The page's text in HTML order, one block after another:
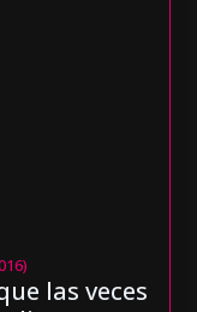
las veces